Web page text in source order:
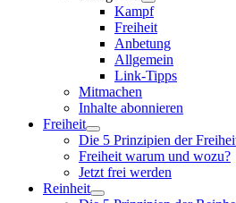
Kampf
Freiheit
Anbetung
Allgemein
Link-Tipps
Mitmachen
Inhalte abonnieren
Freiheit
Die 5 Prinzipien der
Freiheit warum und wozu?
Jetzt frei werden
Reinheit